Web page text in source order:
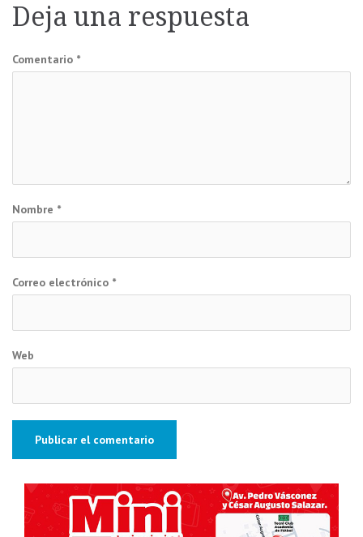
entradas
Deja una respuesta
Comentario *
Nombre *
Correo electrónico *
Web